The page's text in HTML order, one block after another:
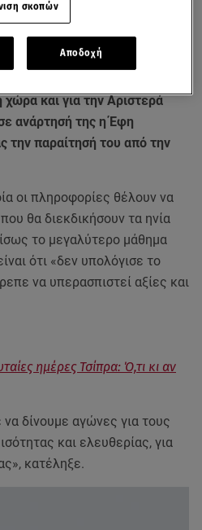
θα γίνουν οι εσωκομματικές εκλογές για
να ληφθούν τα επόμενα 24ωρα
χώρα και για την Aριστερά
ανάρτησή της η Έφη
την παραίτησή του από την
οι πληροφορίες θέλουν να
θα διεκδικήσουν τα ηνία
το μεγαλύτερο μάθημα
ότι «δεν υπολόγισε το
να υπερασπιστεί αξίες και
ημέρες Τσίπρα: Ό,τι κι αν
δίνουμε αγώνες για τους
και ελευθερίας, για
κατέληξε.
σκοπών
Αποδοχή